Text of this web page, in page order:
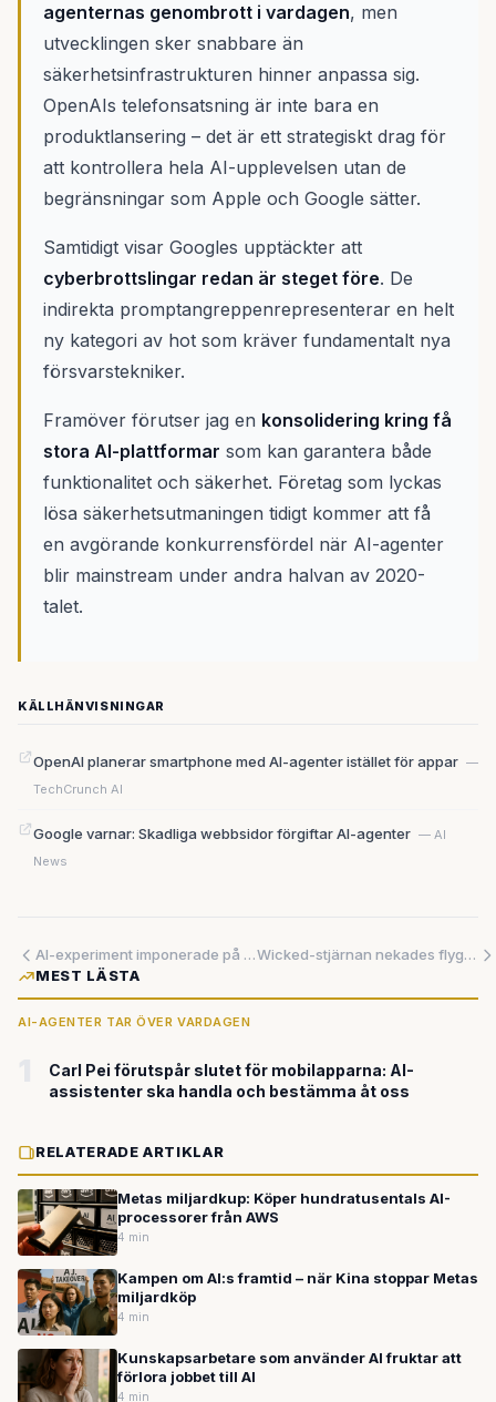
agenternas genombrott i vardagen, men
utvecklingen sker snabbare än
säkerhetsinfrastrukturen hinner anpassa sig.
OpenAIs telefonsatsning är inte bara en
produktlansering – det är ett strategiskt drag för
att kontrollera hela AI-upplevelsen utan de
begränsningar som Apple och Google sätter.
Samtidigt visar Googles upptäckter att
cyberbrottslingar redan är steget före. De
indirekta promptangreppenrepresenterar en helt
ny kategori av hot som kräver fundamentalt nya
försvarstekniker.
Framöver förutser jag en konsolidering kring få
stora AI-plattformar som kan garantera både
funktionalitet och säkerhet. Företag som lyckas
lösa säkerhetsutmaningen tidigt kommer att få
en avgörande konkurrensfördel när AI-agenter
blir mainstream under andra halvan av 2020-
talet.
KÄLLHÄNVISNINGAR
OpenAI planerar smartphone med AI-agenter istället för appar —
TechCrunch AI
Google varnar: Skadliga webbsidor förgiftar AI-agenter — AI
News
AI-experiment imponerade på Anthropics anställda – vill betala för robotförhandlare
Wicked-stjärnan nekades flygtransport på grund av sin rullstol
MEST LÄSTA
AI-AGENTER TAR ÖVER VARDAGEN
Carl Pei förutspår slutet för mobilapparna: AI-
assistenter ska handla och bestämma åt oss
RELATERADE ARTIKLAR
Metas miljardkup: Köper hundratusentals AI-
processorer från AWS
4 min
Kampen om AI:s framtid – när Kina stoppar Metas
miljardköp
4 min
Kunskapsarbetare som använder AI fruktar att
förlora jobbet till AI
4 min